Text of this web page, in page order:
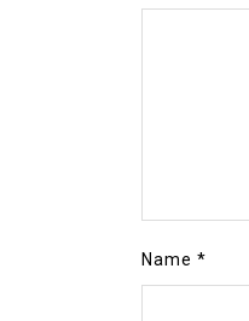
Name *